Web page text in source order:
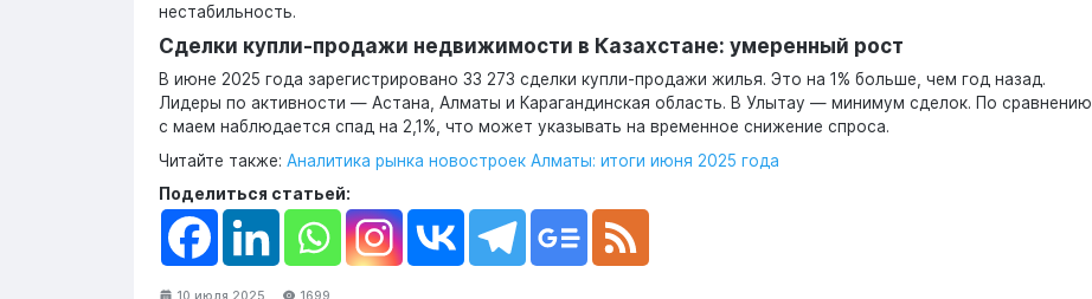
нестабильность.
Сделки купли-продажи недвижимости в Казахстане: умеренный рост
В июне 2025 года зарегистрировано 33 273 сделки купли-продажи жилья. Это на 1% больше, чем год назад.
Лидеры по активности — Астана, Алматы и Карагандинская область. В Улытау — минимум сделок. По сравнению
с маем наблюдается спад на 2,1%, что может указывать на временное снижение спроса.
Читайте также: Аналитика рынка новостроек Алматы: итоги июня 2025 года
Поделиться статьей:
10 июля 2025 1699